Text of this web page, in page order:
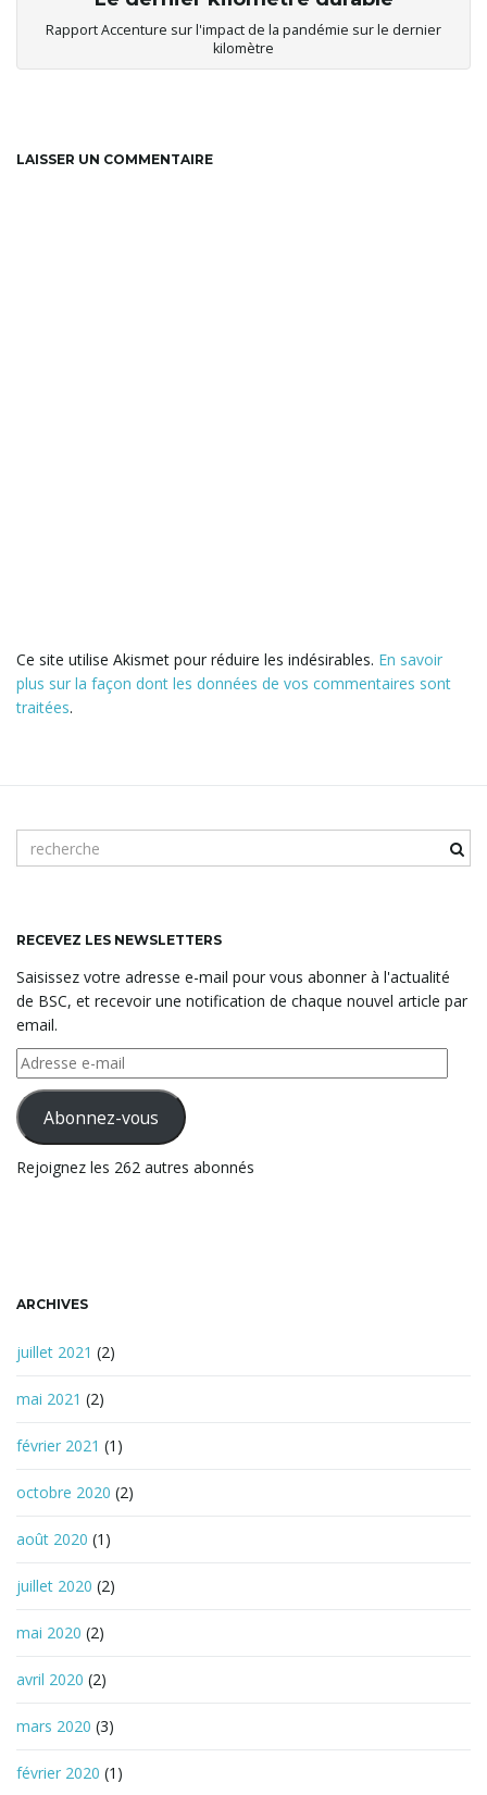
Rapport Accenture sur l'impact de la pandémie sur le dernier
kilomètre
LAISSER UN COMMENTAIRE
Ce site utilise Akismet pour réduire les indésirables. En savoir
plus sur la façon dont les données de vos commentaires sont
traitées.
o
l
d
e
r
e
c
h
e
c
RECEVEZ LES NEWSLETTERS
Saisissez votre adresse e-mail pour vous abonner à l'actualité
de BSC, et recevoir une notification de chaque nouvel article par
email.
Adresse
e-
mailAbonnez-vous
Rejoignez les 262 autres abonnés
ARCHIVES
juillet 2021 (2)
mai 2021 (2)
février 2021 (1)
octobre 2020 (2)
août 2020 (1)
juillet 2020 (2)
mai 2020 (2)
avril 2020 (2)
mars 2020 (3)
février 2020 (1)